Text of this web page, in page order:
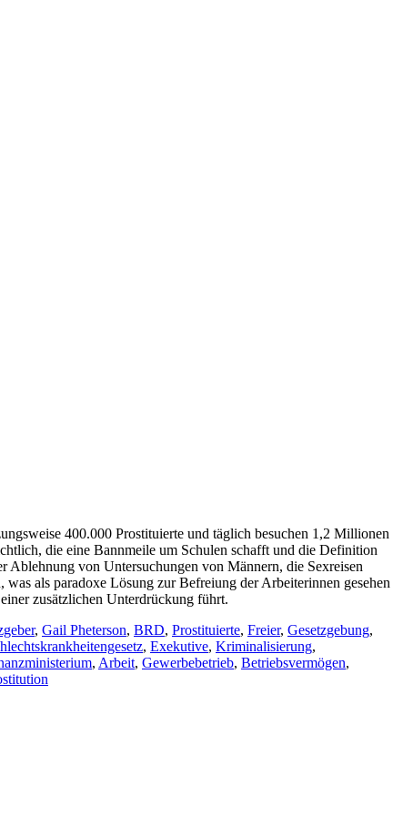
400.000 Prostituierte und täglich besuchen 1,2 Millionen
die eine Bannmeile um Schulen schafft und die Definition
Ablehnung von Untersuchungen von Männern, die Sexreisen
als paradoxe Lösung zur Befreiung der Arbeiterinnen gesehen
zusätzlichen Unterdrückung führt.
, Gail Pheterson, BRD, Prostituierte, Freier, Gesetzgebung,
, Exekutive, Kriminalisierung,
, Arbeit, Gewerbebetrieb, Betriebsvermögen,